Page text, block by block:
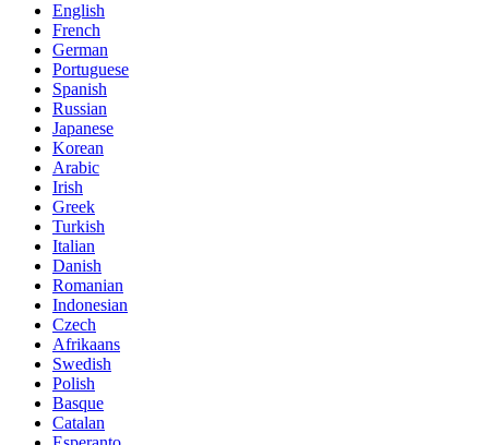
English
French
German
Portuguese
Spanish
Russian
Japanese
Korean
Arabic
Irish
Greek
Turkish
Italian
Danish
Romanian
Indonesian
Czech
Afrikaans
Swedish
Polish
Basque
Catalan